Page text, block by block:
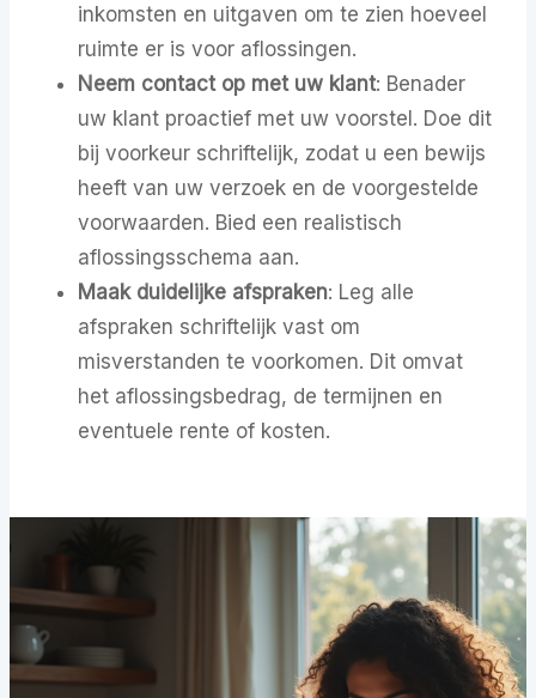
inkomsten en uitgaven om te zien hoeveel
ruimte er is voor aflossingen.
Neem contact op met uw klant: Benader
uw klant proactief met uw voorstel. Doe dit
bij voorkeur schriftelijk, zodat u een bewijs
heeft van uw verzoek en de voorgestelde
voorwaarden. Bied een realistisch
aflossingsschema aan.
Maak duidelijke afspraken: Leg alle
afspraken schriftelijk vast om
misverstanden te voorkomen. Dit omvat
het aflossingsbedrag, de termijnen en
eventuele rente of kosten.